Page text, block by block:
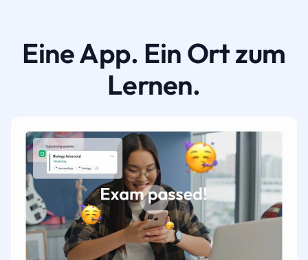
Eine App. Ein Ort zum
Lernen.